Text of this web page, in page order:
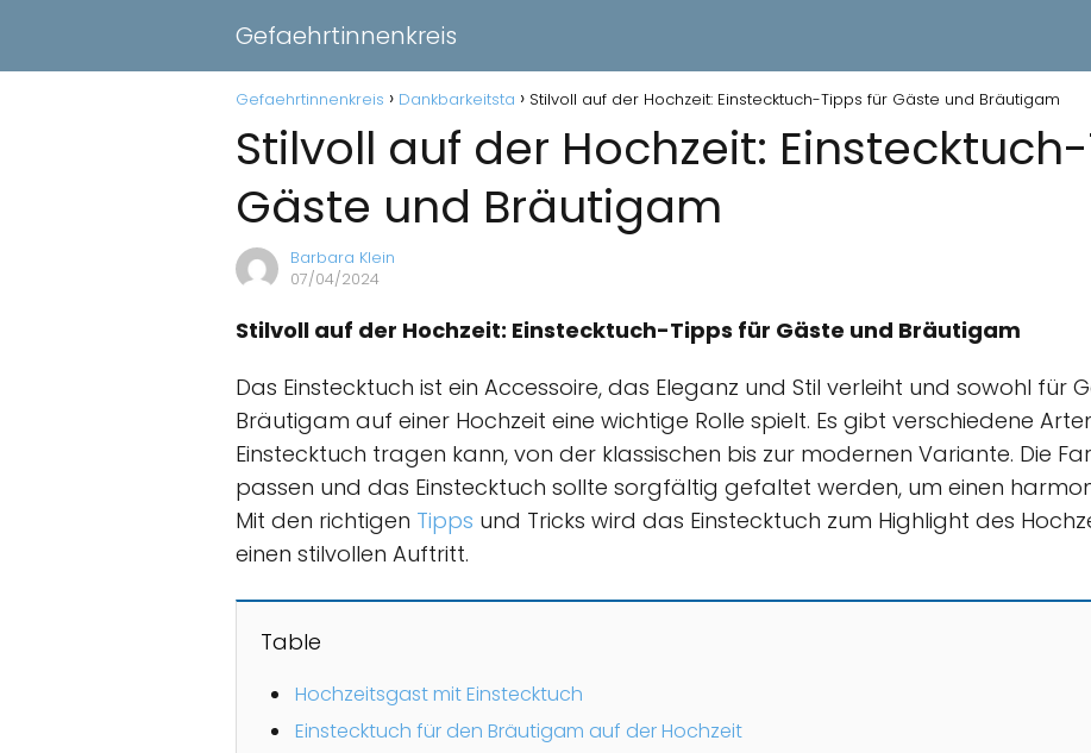
Gefaehrtinnenkreis
Gefaehrtinnenkreis Dankbarkeitsta Stilvoll auf der Hochzeit: Einstecktuch-Tipps für Gäste und Bräutigam
Stilvoll auf der Hochzeit:
Gäste und Bräutigam
Barbara Klein
07/04/2024
Stilvoll auf der Hochzeit: Einstecktuch-Tipps für Gäste und Bräutigam
Das Einstecktuch ist ein Accessoire, das Eleganz und Stil verleiht und sowohl für
Bräutigam auf einer Hochzeit eine wichtige Rolle spielt. Es gibt verschiedene
Einstecktuch tragen kann, von der klassischen bis zur modernen Variante. Die
passen und das Einstecktuch sollte sorgfältig gefaltet werden, um einen
Mit den richtigen Tipps und Tricks wird das Einstecktuch zum Highlight des
einen stilvollen Auftritt.
Table
Hochzeitsgast mit Einstecktuch
Einstecktuch für den Bräutigam auf der Hochzeit